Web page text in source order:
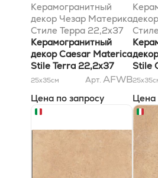
Керамогранитный
декор Чезар Материка
Стиле Терра 22,2x37
Керамогранитный
декор Caesar Materica
Stile Terra 22,2x37
25x35см Арт. AFWB
Цена по запросу
Stile
25x35
Цена